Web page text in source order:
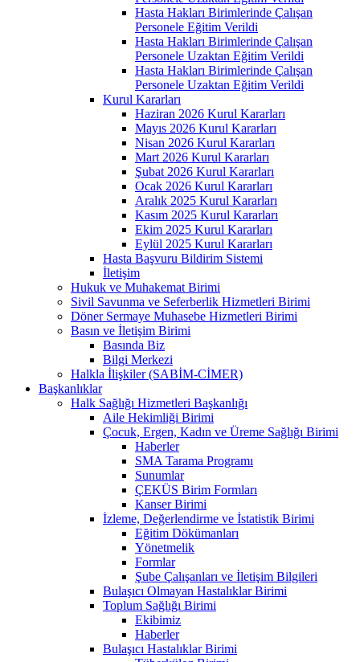
Hasta Hakları Birimlerinde Çalışan
Personele Eğitim Verildi
Hasta Hakları Birimlerinde Çalışan
Personele Uzaktan Eğitim Verildi
Hasta Hakları Birimlerinde Çalışan
Personele Uzaktan Eğitim Verildi
Kurul Kararları
Haziran 2026 Kurul Kararları
Mayıs 2026 Kurul Kararları
Nisan 2026 Kurul Kararları
Mart 2026 Kurul Kararları
Şubat 2026 Kurul Kararları
Ocak 2026 Kurul Kararları
Aralık 2025 Kurul Kararları
Kasım 2025 Kurul Kararları
Ekim 2025 Kurul Kararları
Eylül 2025 Kurul Kararları
Hasta Başvuru Bildirim Sistemi
İletişim
Hukuk ve Muhakemat Birimi
Sivil Savunma ve Seferberlik Hizmetleri Birimi
Döner Sermaye Muhasebe Hizmetleri Birimi
Basın ve İletişim Birimi
Basında Biz
Bilgi Merkezi
Halkla İlişkiler (SABİM-CİMER)
Başkanlıklar
Halk Sağlığı Hizmetleri Başkanlığı
Aile Hekimliği Birimi
Çocuk, Ergen, Kadın ve Üreme Sağlığı Birimi
Haberler
SMA Tarama Programı
Sunumlar
ÇEKÜS Birim Formları
Kanser Birimi
İzleme, Değerlendirme ve İstatistik Birimi
Eğitim Dökümanları
Yönetmelik
Formlar
Şube Çalışanları ve İletişim Bilgileri
Bulaşıcı Olmayan Hastalıklar Birimi
Toplum Sağlığı Birimi
Ekibimiz
Haberler
Bulaşıcı Hastalıklar Birimi